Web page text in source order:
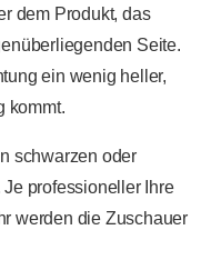
dem Produkt, das
Seite.
ein wenig heller,
kommt.
schwarzen oder
professioneller Ihre
werden die Zuschauer